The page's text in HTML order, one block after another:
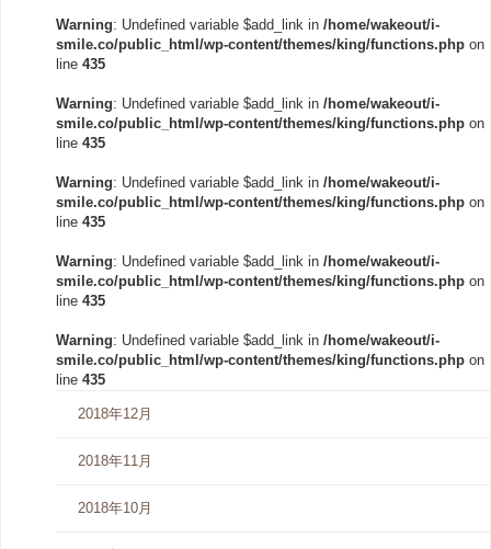
Warning: Undefined variable $add_link in /home/wakeout/i-
smile.co/public_html/wp-content/themes/king/functions.php on
line 435
Warning: Undefined variable $add_link in /home/wakeout/i-
smile.co/public_html/wp-content/themes/king/functions.php on
line 435
Warning: Undefined variable $add_link in /home/wakeout/i-
smile.co/public_html/wp-content/themes/king/functions.php on
line 435
Warning: Undefined variable $add_link in /home/wakeout/i-
smile.co/public_html/wp-content/themes/king/functions.php on
line 435
Warning: Undefined variable $add_link in /home/wakeout/i-
smile.co/public_html/wp-content/themes/king/functions.php on
line 435
2018年12月
2018年11月
2018年10月